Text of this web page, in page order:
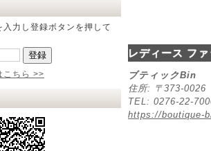
力し登録ボタンを押して
こちら >>
レディース フ
ブティックBin
住所: 〒373-
TEL: 0276-22-
https://boutique-